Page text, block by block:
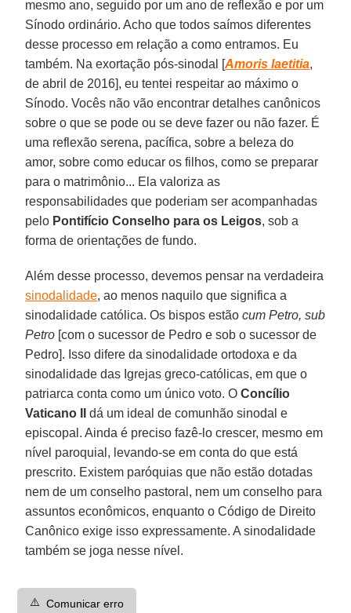
mesmo ano, seguido por um ano de reflexão e por um
Sínodo ordinário. Acho que todos saímos diferentes
desse processo em relação a como entramos. Eu
também. Na exortação pós-sinodal [Amoris laetitia,
de abril de 2016], eu tentei respeitar ao máximo o
Sínodo. Vocês não vão encontrar detalhes canônicos
sobre o que se pode ou se deve fazer ou não fazer. É
uma reflexão serena, pacífica, sobre a beleza do
amor, sobre como educar os filhos, como se preparar
para o matrimônio... Ela valoriza as
responsabilidades que poderiam ser acompanhadas
pelo Pontifício Conselho para os Leigos, sob a
forma de orientações de fundo.
Além desse processo, devemos pensar na verdadeira
sinodalidade, ao menos naquilo que significa a
sinodalidade católica. Os bispos estãocum Petro, sub
Petro [com o sucessor de Pedro e sob o sucessor de
Pedro]. Isso difere da sinodalidade ortodoxa e da
sinodalidade das Igrejas greco-católicas, em que o
patriarca conta como um único voto. OConcílio
Vaticano II
dá um ideal de comunhão sinodal e
episcopal. Ainda é preciso fazê-lo crescer, mesmo em
nível paroquial, levando-se em conta do que está
prescrito. Existem paróquias que não estão dotadas
nem de um conselho pastoral, nem um conselho para
assuntos econômicos, enquanto o Código de Direito
Canônico exige isso expressamente. A sinodalidade
também se joga nesse nível.
⚠️ Comunicar erro